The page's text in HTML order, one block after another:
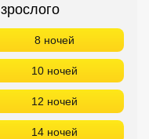
8 ночей
10 ночей
12 ночей
14 ночей